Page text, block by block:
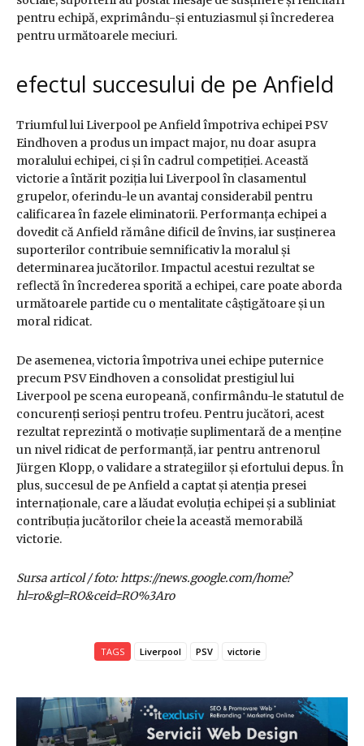
pentru echipă, exprimându-și entuziasmul și încrederea
pentru următoarele meciuri.
efectul succesului de pe Anfield
Triumful lui Liverpool pe Anfield împotriva echipei PSV
Eindhoven a produs un impact major, nu doar asupra
moralului echipei, ci și în cadrul competiției. Această
victorie a întărit poziția lui Liverpool în clasamentul
grupelor, oferindu-le un avantaj considerabil pentru
calificarea în fazele eliminatorii. Performanța echipei a
dovedit că Anfield rămâne dificil de învins, iar susținerea
suporterilor contribuie semnificativ la moralul și
determinarea jucătorilor. Impactul acestui rezultat se
reflectă în încrederea sporită a echipei, care poate aborda
următoarele partide cu o mentalitate câștigătoare și un
moral ridicat.
De asemenea, victoria împotriva unei echipe puternice
precum PSV Eindhoven a consolidat prestigiul lui
Liverpool pe scena europeană, confirmându-le statutul de
concurenți serioși pentru trofeu. Pentru jucători, acest
rezultat reprezintă o motivație suplimentară de a menține
un nivel ridicat de performanță, iar pentru antrenorul
Jürgen Klopp, o validare a strategiilor și efortului depus. În
plus, succesul de pe Anfield a captat și atenția presei
internaționale, care a lăudat evoluția echipei și a subliniat
contribuția jucătorilor cheie la această memorabilă
victorie.
Sursa articol / foto: https://news.google.com/home?
hl=ro&gl=RO&ceid=RO%3Aro
TAGS Liverpool PSV victorie